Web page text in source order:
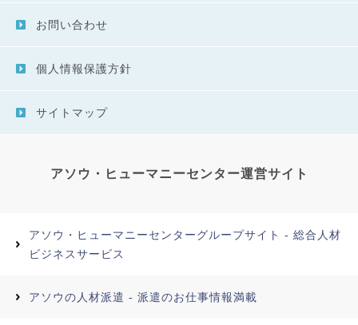
お問い合わせ
個人情報保護方針
サイトマップ
アソウ・ヒューマニーセンター運営サイト
アソウ・ヒューマニーセンターグループサイト - 総合人材
ビジネスサービス
アソウの人材派遣 - 派遣のお仕事情報満載